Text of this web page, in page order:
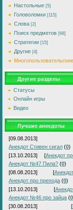
Настольные [5]
Головоломки [115]
Слова [2]
Поиск предметов [68]
Стратегии [15]
Другие [4]
Многопользовательские
Другие разделы
Статусы
Онлайн игры
Видео
Лучшие анекдоты
[09.08.2013]
Анекдот Стивен сигал (0)
[13.10.2013]
[Анекдот
Анекдот №47 Пила? (0)
[08.08.2013]
[
Анекдот про препода (0)
[13.10.2013]
[
Анекдот №46 про зайца (0
[30.08.2013]
[